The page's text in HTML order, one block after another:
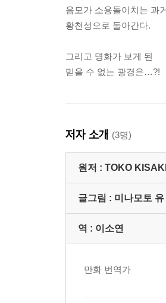
음모가 소용돌이치는 과
황천성으로 돌아간다.
그리고 명화가 보게 된
믿을 수 없는 광경은…?!
저자 소개 (3명)
원저 : TOKO KISAKI
글그림 : 미나모토 유
역 : 이소연
만화 번역가